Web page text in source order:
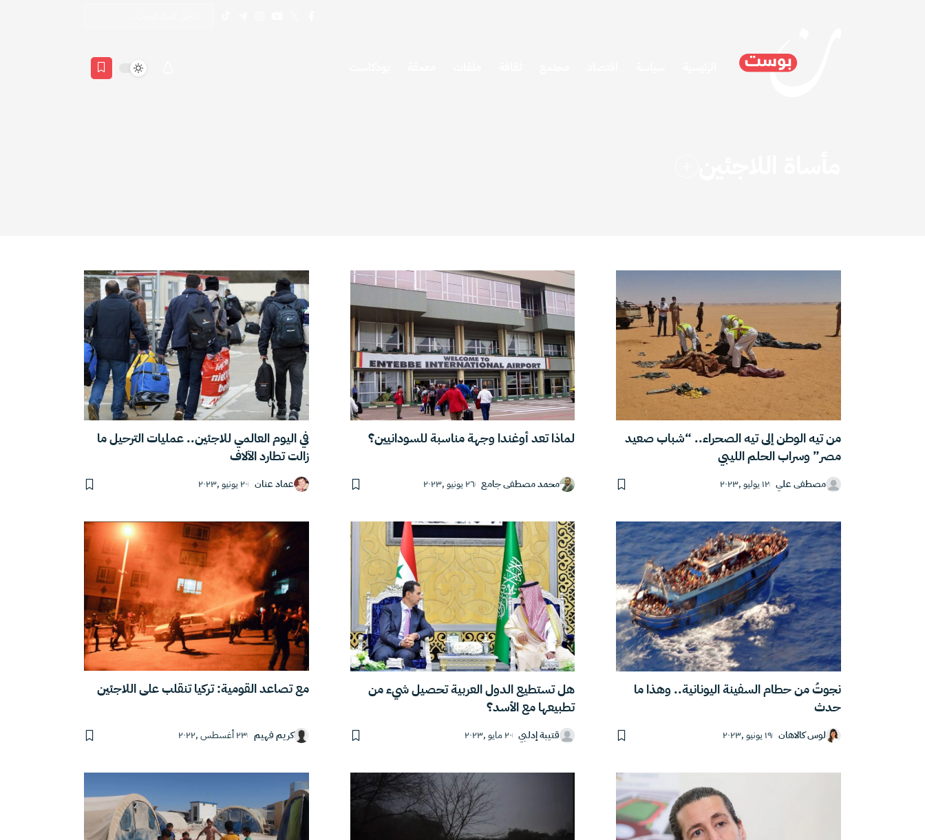
من تيه الوطن إلى تيه الصحراء.. “شباب صعيد
مصر” وسراب الحلم الليبي
مصطفى علي ١٢ يوليو ,٢٠٢٣
لماذا تعد أوغندا وجهة مناسبة للسودانيين؟
محمد مصطفى جامع ٢٦ يونيو ,٢٠٢٣
في اليوم العالمي للاجئين.. عمليات الترحيل ما
زالت تطارد الآلاف
عماد عنان ٢٠ يونيو ,٢٠٢٣
نجوتُ من حطام السفينة اليونانية.. وهذا ما
حدث‎
لوس كالاهان ١٩ يونيو ,٢٠٢٣
هل تستطيع الدول العربية تحصيل شيء من
تطبيعها مع الأسد؟
قتيبة إدلبي ٢٠ مايو ,٢٠٢٣
مع تصاعد القومية: تركيا تنقلب على اللاجئين
كريم فهيم ٢٣ أغسطس ,٢٠٢٢